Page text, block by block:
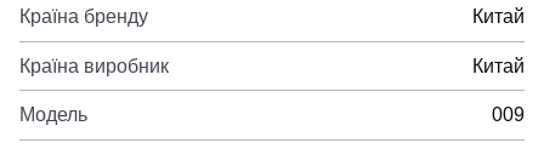
Країна бренду Китай
Країна виробник Китай
Модель 009